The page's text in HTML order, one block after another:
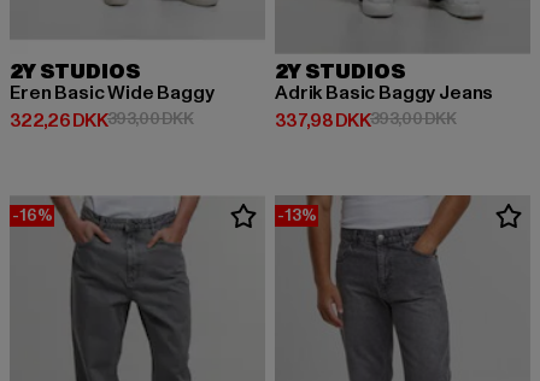
2Y STUDIOS
Eren Basic Wide Baggy
322,26 DKK
Nuværende pris: 322,26 DKK
393,00 DKKKampagnepris: 393,00 DKK
2Y STUDIOS
Adrik Basic Baggy Jeans
337,98 DKK
Nuværende pris: 337,98 DKK
393,00 DKK
-16% -13%